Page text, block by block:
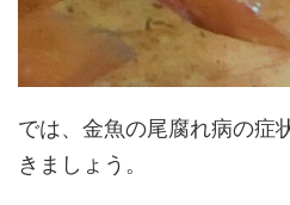
では、金魚の尾腐れ病の症
きましょう。